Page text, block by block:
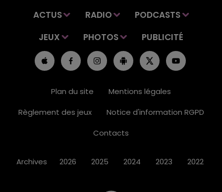
ACTUS RADIO
PODCASTS
JEUX
PHOTOS PUBLICITÉ
Plan du site
Mentions légales
Règlement des jeux
Notice d'information RGPD
Contacts
Archives 2026 2025 2024 2023 2022